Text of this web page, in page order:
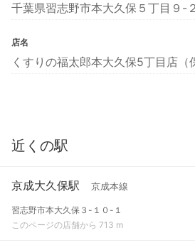
千葉県習志野市本大久保５丁目９-
店名
くすりの福太郎本大久保5丁目店（
近くの駅
京成大久保駅 京成本線
習志野市本大久保３-１０-１
このページの店舗から 713 m